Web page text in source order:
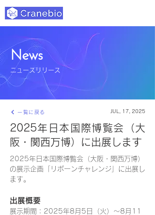
News
ニュースリリース
JUL, 17, 2025
一覧に戻る
2025年日本国際博覧会（大
阪・関西万博）に出展します
2025年日本国際博覧会（大阪・関西万博）
の展示企画「リボーンチャレンジ」に出展し
ます。
出展概要
展示期間：2025年8月5日（火）～8月11